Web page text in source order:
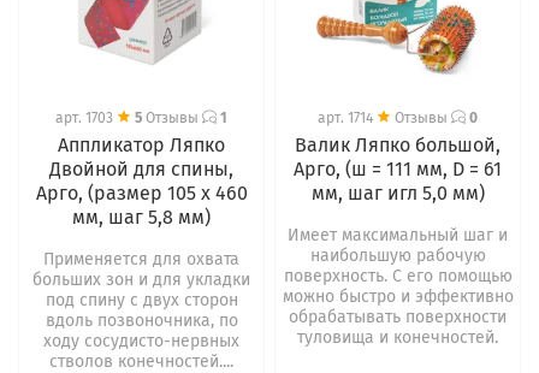
арт. 1703 5 Отзывы 1
Аппликатор Ляпко
Двойной для спины,
Арго, (размер 105 х 460
мм, шаг 5,8 мм)
Применяется для охвата
больших зон и для укладки
под спину с двух сторон
вдоль позвоночника, по
ходу сосудисто-нервных
стволов конечностей....
арт. 1714 Отзывы 0
Валик Ляпко большой,
Арго, (ш = 111 мм, D = 61
мм, шаг игл 5,0 мм)
Имеет максимальный шаг и
наибольшую рабочую
поверхность. С его помощью
можно быстро и эффективно
обрабатывать поверхности
туловища и конечностей.